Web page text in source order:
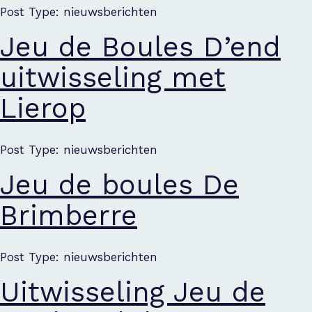
Post Type: nieuwsberichten
Jeu de Boules D’end
uitwisseling met
Lierop
Post Type: nieuwsberichten
Jeu de boules De
Brimberre
Post Type: nieuwsberichten
Uitwisseling Jeu de